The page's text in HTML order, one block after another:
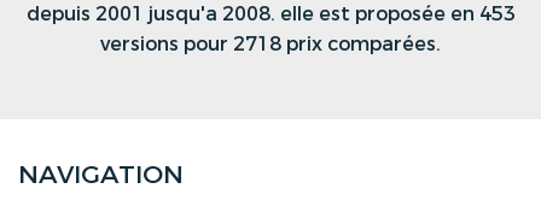
depuis 2001 jusqu'a 2008. elle est proposée en 453
versions pour 2718 prix comparées.
NAVIGATION